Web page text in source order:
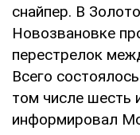
снайпер. В
Новозвановке
перестрелок
Всего
том числе шесть
информировал